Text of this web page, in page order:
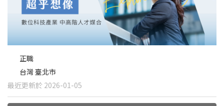
正職
台灣 臺北市
最近更新於 2026-01-05